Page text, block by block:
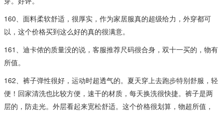
160、面料柔软舒适，很厚实，作为家居服真的超级给力，外穿都可
以，这个价格买到这么好的真的很满意。
161、迪卡侬的质量没的说，客服推荐尺码很合身，双十一买的，物有
所值。
162、裤子弹性很好，运动时超透气的。夏天穿上去跑步特别舒服，轻
便！回家清洗也比较方便，速干的材质，每天换洗很快捷。裤子是两
层的，防走光。外层看起来宽松舒适。这个价格很划算，物超所值，